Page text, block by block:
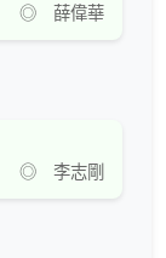
◎ 薛偉華
◎ 李志剛